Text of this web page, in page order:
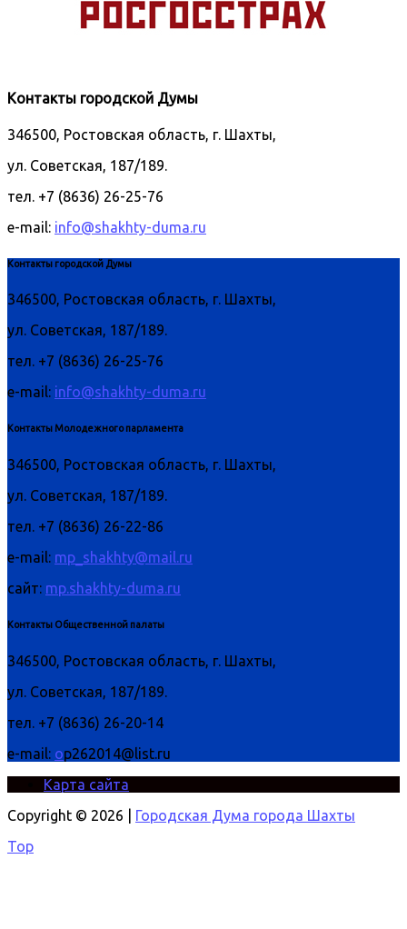
Контакты городской Думы
346500, Ростовская область, г. Шахты,
ул. Советская, 187/189.
тел. +7 (8636) 26-25-76
e-mail: info@shakhty-duma.ru
Контакты городской Думы
346500, Ростовская область, г. Шахты,
ул. Советская, 187/189.
тел. +7 (8636) 26-25-76
e-mail: info@shakhty-duma.ru
Контакты Молодежного парламента
346500, Ростовская область, г. Шахты,
ул. Советская, 187/189.
тел. +7 (8636) 26-22-86
e-mail: mp_shakhty@mail.ru
сайт: mp.shakhty-duma.ru
Контакты Общественной палаты
346500, Ростовская область, г. Шахты,
ул. Советская, 187/189.
тел. +7 (8636) 26-20-14
e-mail: op262014@list.ru
Карта сайта
Copyright © 2026 |
Городская Дума города Шахты
Top